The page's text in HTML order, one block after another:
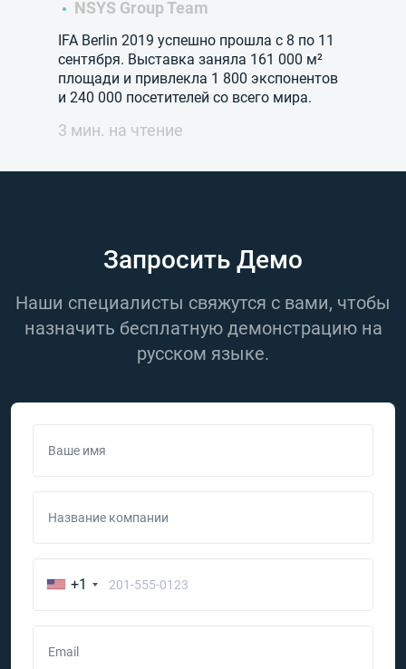
NSYS Group Team
IFA Berlin 2019 успешно прошла с 8 по 11
сентября. Выставка заняла 161 000 м²
площади и привлекла 1 800 экспонентов
и 240 000 посетителей со всего мира.
3 мин. на чтение
Запросить Демо
Наши специалисты свяжутся с вами, чтобы
назначить бесплатную демонстрацию на
русском языке.
Ваше имя
Название компании
+1
Email